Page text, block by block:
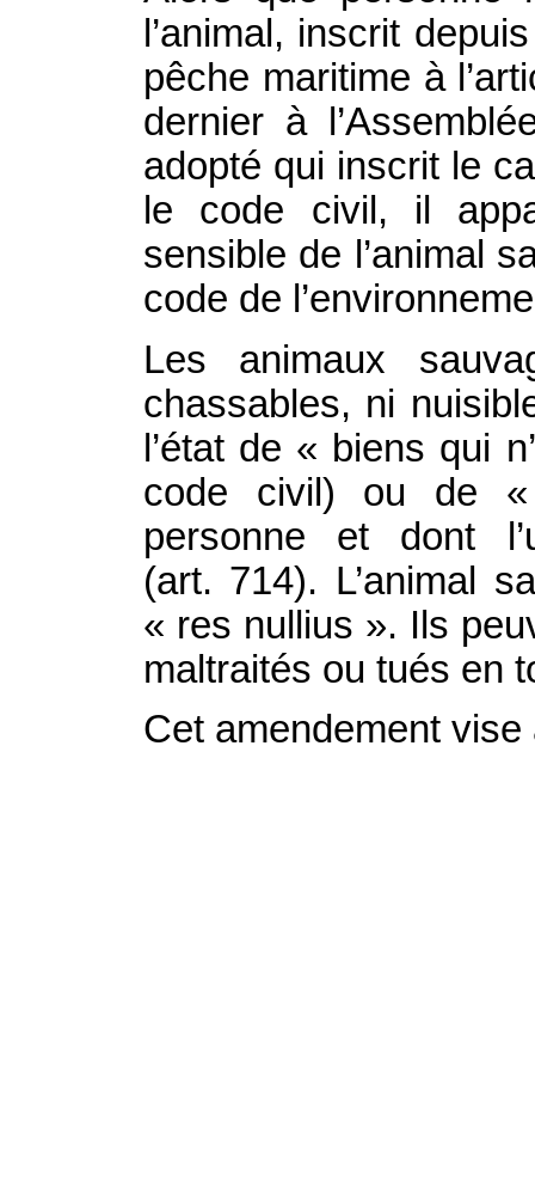
l’animal, inscrit
pêche maritime à
dernier à
adopté qui inscrit le
le code civil, il
sensible de l’animal
code de
Les animaux
chassables, ni
l’état de « biens qui
code civil) ou de «
personne et dont
(art. 714). L’animal
« res nullius ». Ils
maltraités ou tués en
Cet amendement